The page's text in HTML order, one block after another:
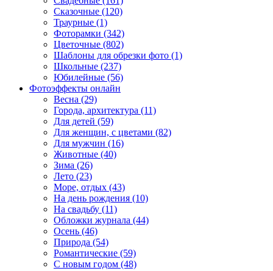
Сказочные (120)
Траурные (1)
Фоторамки (342)
Цветочные (802)
Шаблоны для обрезки фото (1)
Школьные (237)
Юбилейные (56)
Фотоэффекты онлайн
Весна (29)
Города, архитектура (11)
Для детей (59)
Для женщин, с цветами (82)
Для мужчин (16)
Животные (40)
Зима (26)
Лето (23)
Море, отдых (43)
На день рождения (10)
На свадьбу (11)
Обложки журнала (44)
Осень (46)
Природа (54)
Романтические (59)
С новым годом (48)